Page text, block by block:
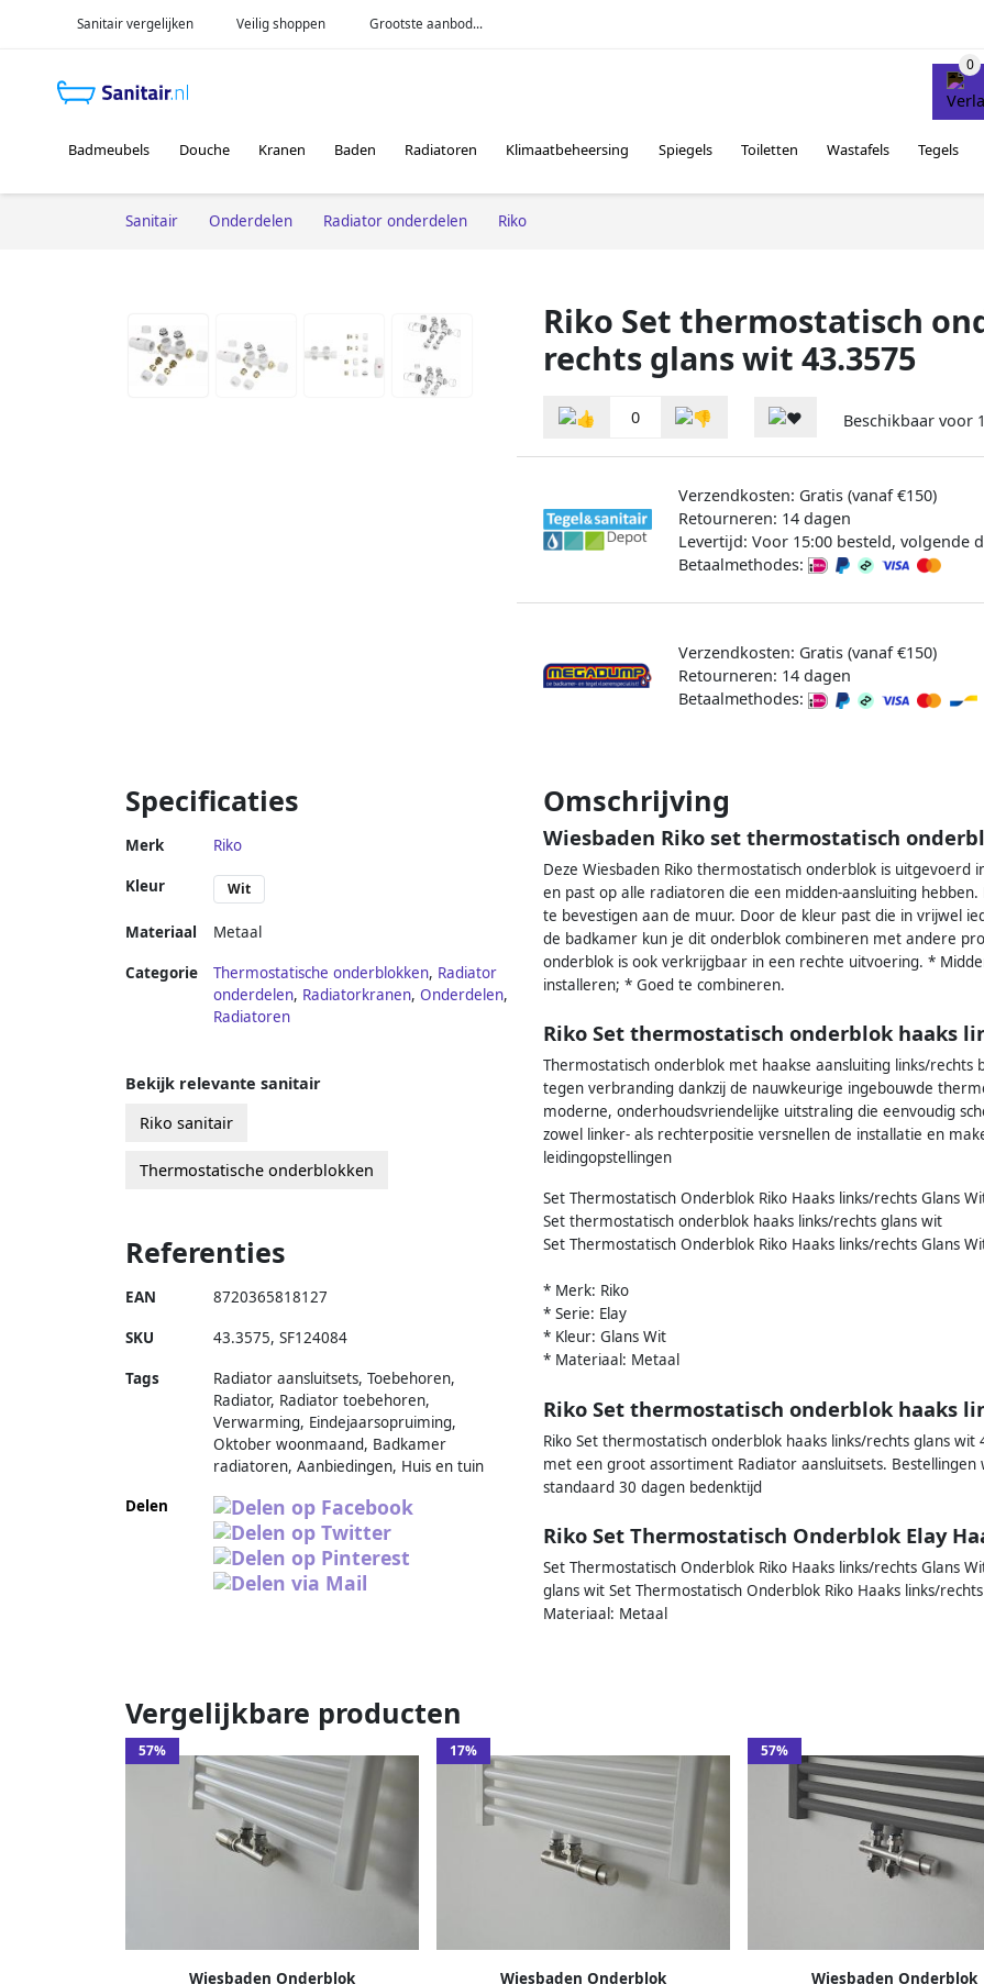
Sanitair vergelijken Veilig shoppen Grootste aanbod...
Badmeubels Douche Kranen Baden Radiatoren Klimaatbeheersing Spiegels Toiletten Wastafels Tegels
Sanitair Onderdelen Radiator onderdelen Riko
Riko Set thermostatisch
rechts glans wit 43.3575
0 Beschikbaar voor
Verzendkosten: Gratis (vanaf €150)
Retourneren: 14 dagen
Levertijd: Voor 15:00 besteld, volgende
Betaalmethodes:
Verzendkosten: Gratis (vanaf €150)
Retourneren: 14 dagen
Betaalmethodes:
Specificaties
Merk Riko
Kleur Wit
Materiaal Metaal
Categorie Thermostatische onderblokken, Radiator
onderdelen, Radiatorkranen, Onderdelen,
Radiatoren
Omschrijving
Wiesbaden Riko set thermostatisch
Deze Wiesbaden Riko thermostatisch onderblok is
en past op alle radiatoren die een midden-aansluiting
te bevestigen aan de muur. Door de kleur past die in vrijwel
de badkamer kun je dit onderblok combineren met andere
onderblok is ook verkrijgbaar in een rechte uitvoering. *
installeren; * Goed te combineren.
Riko Set thermostatisch onderblok haaks
Thermostatisch onderblok met haakse aansluiting links/
tegen verbranding dankzij de nauwkeurige ingebouwde
moderne, onderhoudsvriendelijke uitstraling die eenvoudig
zowel linker- als rechterpositie versnellen de installatie en
leidingopstellingen
Set Thermostatisch Onderblok Riko Haaks links/rechts Glans
Set thermostatisch onderblok haaks links/rechts glans wit
Set Thermostatisch Onderblok Riko Haaks links/rechts Glans
* Merk: Riko
* Serie: Elay
* Kleur: Glans Wit
* Materiaal: Metaal
Riko Set thermostatisch onderblok haaks
Riko Set thermostatisch onderblok haaks links/rechts glans wit
met een groot assortiment Radiator aansluitsets.
standaard 30 dagen bedenktijd
Riko Set Thermostatisch Onderblok Elay
Set Thermostatisch Onderblok Riko Haaks links/rechts Glans
glans wit Set Thermostatisch Onderblok Riko Haaks links/
Materiaal: Metaal
Bekijk relevante sanitair
Riko sanitair
Thermostatische onderblokken
Referenties
EAN 8720365818127
SKU 43.3575, SF124084
Tags
Radiator aansluitsets, Toebehoren,
Radiator, Radiator toebehoren,
Verwarming, Eindejaarsopruiming,
Oktober woonmaand, Badkamer
radiatoren, Aanbiedingen, Huis en tuin
Delen
Vergelijkbare producten
57%
Wiesbaden Onderblok
17%
Wiesbaden Onderblok
57%
Wiesbaden Onderblok